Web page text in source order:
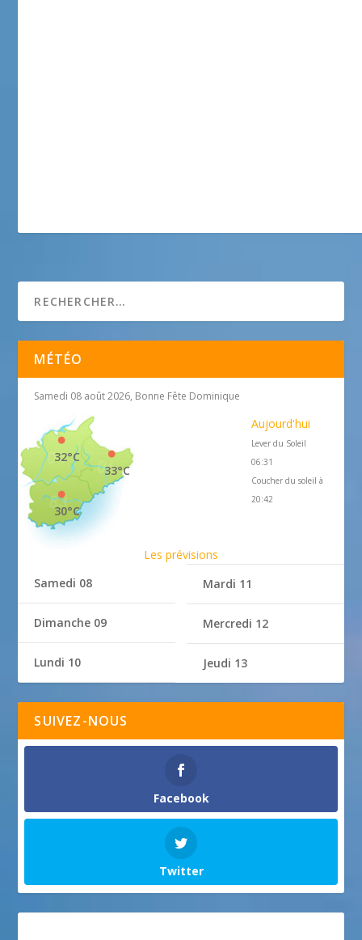
MÉTÉO
Samedi 08 août 2026, Bonne Fête Dominique
33°C
32°C
30°C
Aujourd'hui
Lever du Soleil
06:31
Coucher du soleil à
20:42
Les prévisions
Samedi 08
Dimanche 09
Lundi 10
Mardi 11
Mercredi 12
Jeudi 13
SUIVEZ-NOUS
Facebook
Twitter